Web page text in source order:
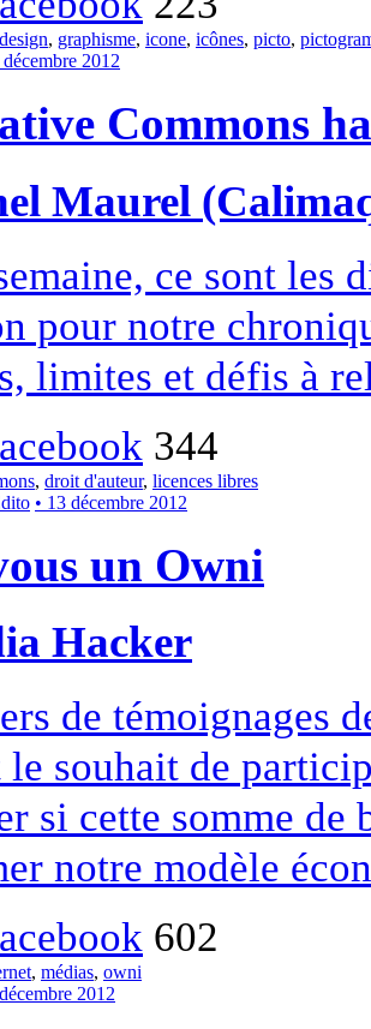
design, graphisme, icone, icônes, picto,
décembre 2012
Commons
Maurel
ce sont les
pour notre
limites et défis à
344
, droit d'auteur, licences libres
• 13 décembre 2012
un Owni
Hacker
de témoignages
le souhait de
si cette somme
notre modèle
602
, médias, owni
2012